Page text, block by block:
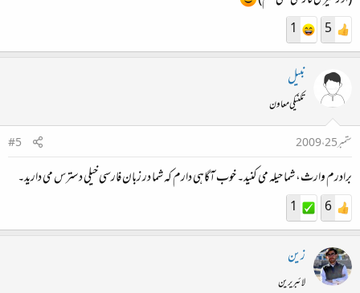
5
1
نبیل
تکنیکی معاون
ستمبر 25، 2009
#5
برادرم وارث، شما حیلہ می کنید۔ خوب آگاہی دارم کہ شما در زبان فارسی خیلی دسترس می دارید۔
6
1
زین
لائبریرین